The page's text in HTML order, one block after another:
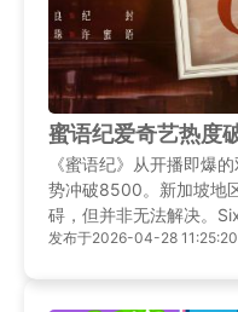
蜜语纪爱奇艺热度
《蜜语纪》从开播即爆
势冲破8500。新加坡地
碍，但并非无法解决。
极速稳定的网络体验的
发布于2026-04-28 11:25:20